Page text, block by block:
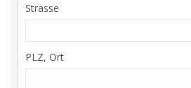
Strasse
PLZ, Ort